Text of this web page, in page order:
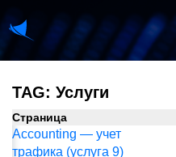
TAG: Услуги
Страница
Accounting — учет
трафика (услуга 9)